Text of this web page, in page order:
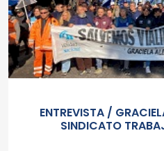
ENTREVISTA /
SINDICATO